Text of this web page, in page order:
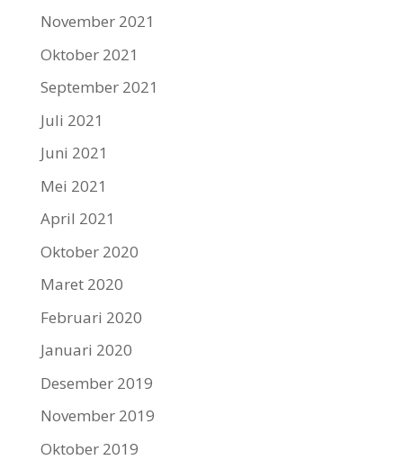
November 2021
Oktober 2021
September 2021
Juli 2021
Juni 2021
Mei 2021
April 2021
Oktober 2020
Maret 2020
Februari 2020
Januari 2020
Desember 2019
November 2019
Oktober 2019